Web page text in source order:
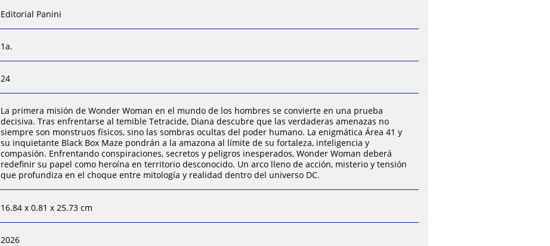
Editorial Panini
1a.
24
La primera misión de Wonder Woman en el mundo de los hombres se convierte en una prueba
decisiva. Tras enfrentarse al temible Tetracide, Diana descubre que las verdaderas amenazas no
siempre son monstruos físicos, sino las sombras ocultas del poder humano. La enigmática Área 41 y
su inquietante Black Box Maze pondrán a la amazona al límite de su fortaleza, inteligencia y
compasión. Enfrentando conspiraciones, secretos y peligros inesperados, Wonder Woman deberá
redefinir su papel como heroína en territorio desconocido. Un arco lleno de acción, misterio y tensión
que profundiza en el choque entre mitología y realidad dentro del universo DC.
16.84 x 0.81 x 25.73 cm
2026